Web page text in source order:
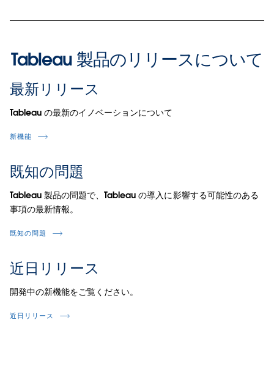
Tableau 製品のリリースについて
最新リリース
Tableau の最新のイノベーションについて
新機能
既知の問題
Tableau 製品の問題で、Tableau の導入に影響する可能性のある
事項の最新情報。
既知の問題
近日リリース
開発中の新機能をご覧ください。
近日リリース